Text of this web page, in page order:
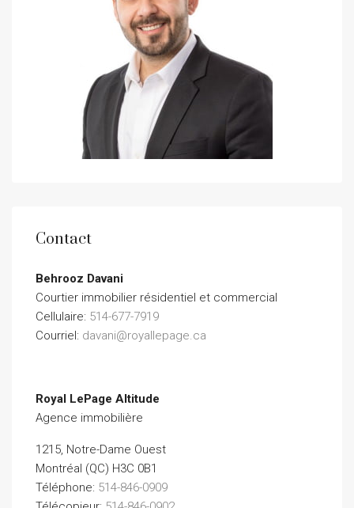
Contact
Behrooz Davani
Courtier immobilier résidentiel et commercial
Cellulaire: 514-677-7919
Courriel: davani@royallepage.ca
Royal LePage Altitude
Agence immobilière
1215, Notre-Dame Ouest
Montréal (QC) H3C 0B1
Téléphone: 514-846-0909